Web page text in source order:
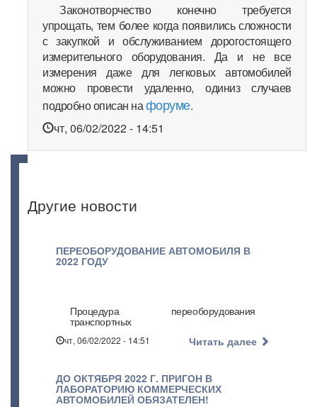
Законотворчество конечно требуется
упрощать, тем более когда появились сложности
с закупкой и обслуживанием дорогостоящего
измерительного оборудования. Да и не все
измерения даже для легковых автомобилей
можно провести удаленно, одиниз случаев
подробно описан нафоруме.
чт, 06/02/2022 - 14:51
Другие новости
ПЕРЕОБОРУДОВАНИЕ АВТОМОБИЛЯ В
2022 ГОДУ
Процедура переоборудования
транспортных
чт, 06/02/2022 - 14:51 Читать далее
ДО ОКТЯБРЯ 2022 Г. ПРИГОН В
ЛАБОРАТОРИЮ КОММЕРЧЕСКИХ
АВТОМОБИЛЕЙ ОБЯЗАТЕЛЕН!